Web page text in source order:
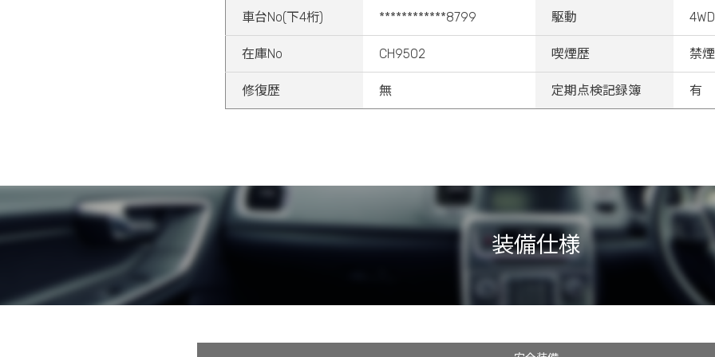
車台No(下4桁) ************8799 駆動 4WD
在庫No CH9502 喫煙歴 禁
修復歴 無 定期点検記録簿 有
装備仕様